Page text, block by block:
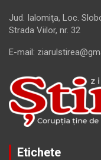
Jud. Ialomiţa, Loc.
Strada Viilor, nr. 32
E-mail:
Etichete